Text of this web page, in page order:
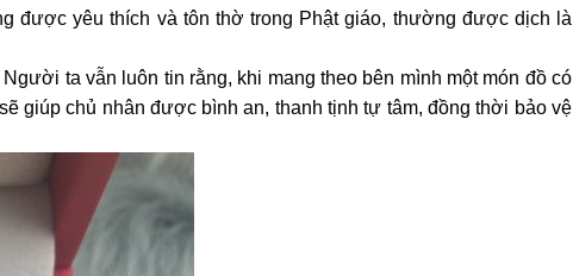
được yêu thích và tôn thờ trong Phật giáo, thường được dịch là
ta vẫn luôn tin rằng, khi mang theo bên mình một món đồ có
giúp chủ nhân được bình an, thanh tịnh tự tâm, đồng thời bảo vệ